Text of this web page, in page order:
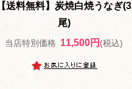
【送料無料】炭焼白焼うなぎ(3
尾)
当店特別価格 11,500円 (税込)